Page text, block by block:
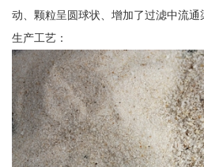
动、颗粒呈圆球状、增加了过滤中流
生产工艺：